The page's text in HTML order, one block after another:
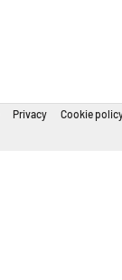
Privacy Cookie